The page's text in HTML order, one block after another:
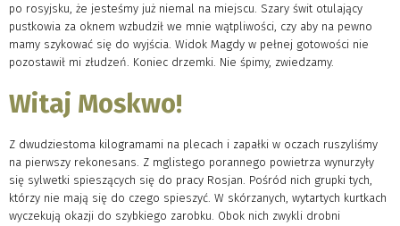
po rosyjsku, że jesteśmy już niemal na miejscu. Szary świt otulający
pustkowia za oknem wzbudził we mnie wątpliwości, czy aby na pewno
mamy szykować się do wyjścia. Widok Magdy w pełnej gotowości nie
pozostawił mi złudzeń. Koniec drzemki. Nie śpimy, zwiedzamy.
Witaj Moskwo!
Z dwudziestoma kilogramami na plecach i zapałki w oczach ruszyliśmy
na pierwszy rekonesans. Z mglistego porannego powietrza wynurzyły
się sylwetki spieszących się do pracy Rosjan. Pośród nich grupki tych,
którzy nie mają się do czego spieszyć. W skórzanych, wytartych kurtkach
wyczekują okazji do szybkiego zarobku. Obok nich zwykli drobni